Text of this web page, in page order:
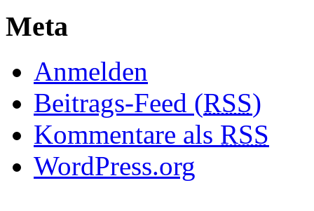
Meta
Anmelden
Beitrags-Feed (RSS)
Kommentare als RSS
WordPress.org